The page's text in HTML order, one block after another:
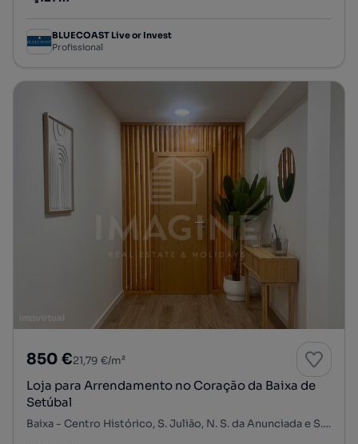
Preço por metro quadrado
BLUECOAST Live or Invest
Profissional
850 €21,79 €/m²
Loja para Arrendamento no Coração da Baixa de
Setúbal
Baixa - Centro Histórico, S. Julião, N. S. da Anunciada e S. Maria da Graça, Setúbal, Setúbal